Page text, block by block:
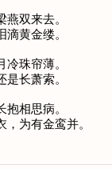
双来去。
黄金缕。
珠帘薄。
长萧索。
相思病。